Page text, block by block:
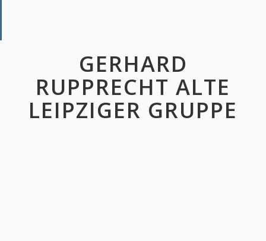
GERHARD
RUPPRECHT ALTE
LEIPZIGER GRUPPE